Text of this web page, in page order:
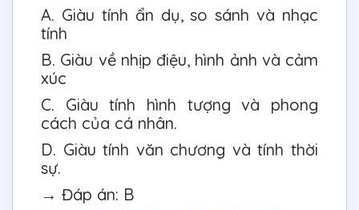
A. Giàu tính ẩn dụ, so sánh và nhạc
tính
B. Giàu về nhịp điệu, hình ảnh và cảm
xúc
C. Giàu tính hình tượng và phong
cách của cá nhân.
D. Giàu tính văn chương và tính thời
sự.
→ Đáp án: B